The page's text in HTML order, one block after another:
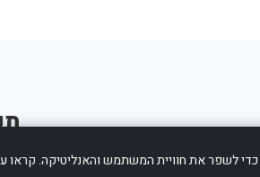
כדי לשפר את חוויית המשתמש והאנליטיקה. קראו